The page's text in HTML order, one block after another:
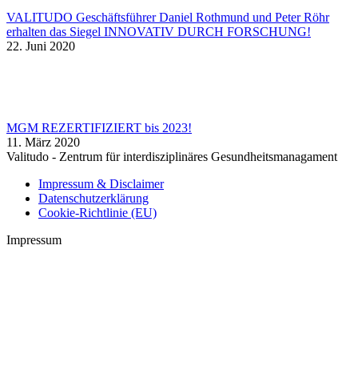
VALITUDO Geschäftsführer Daniel Rothmund und Peter Röhr
erhalten das Siegel INNOVATIV DURCH FORSCHUNG!
22. Juni 2020
MGM REZERTIFIZIERT bis 2023!
11. März 2020
Valitudo - Zentrum für interdisziplinäres Gesundheitsmanagament
Impressum & Disclaimer
Datenschutzerklärung
Cookie-Richtlinie (EU)
Impressum